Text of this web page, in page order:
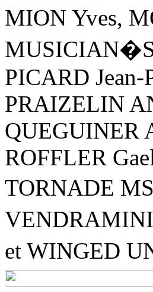
MION Yves,
MUSICIAN�S
PICARD
PRAIZELIN
QUEGUINER
ROFFLER
TORNADE
et WINGED